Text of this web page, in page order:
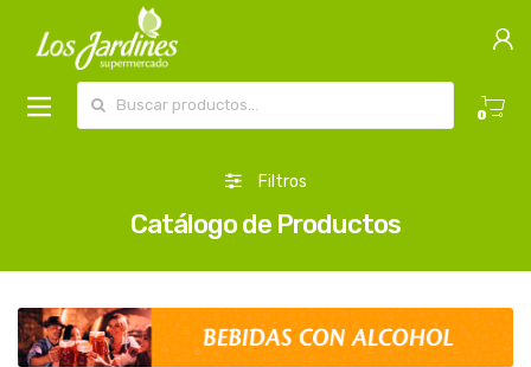
0
Filtros
Catálogo de Productos